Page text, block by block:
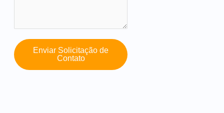
Enviar Solicitação de
Contato